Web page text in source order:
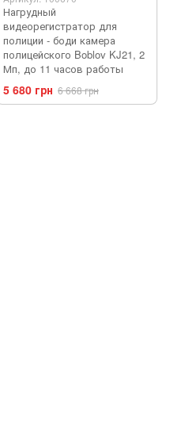
Нагрудный
видеорегистратор для
полиции - боди камера
полицейского Boblov KJ21, 2
Мп, до 11 часов работы
5 680 грн 6 668 грн